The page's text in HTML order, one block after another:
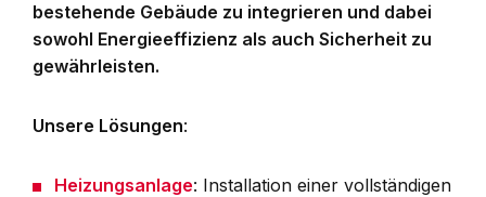
bestehende Gebäude zu integrieren und dabei
sowohl Energieeffizienz als auch Sicherheit zu
gewährleisten.
Unsere Lösungen:
Heizungsanlage: Installation einer vollständigen